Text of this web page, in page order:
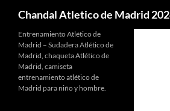
Chandal Atletico de Madrid
Entrenamiento Atlético de
Madrid – Sudadera Atlético de
Madrid, chaqueta Atlético de
Madrid, camiseta
entrenamiento atlético de
Madrid para niño y hombre.